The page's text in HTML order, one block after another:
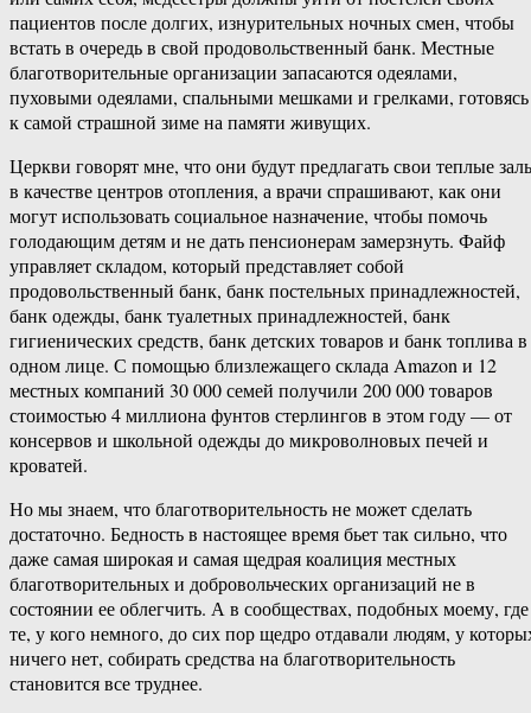
пациентов после долгих, изнурительных ночных смен, чтобы
встать в очередь в свой продовольственный банк. Местные
благотворительные организации запасаются одеялами,
пуховыми одеялами, спальными мешками и грелками, готовясь
к самой страшной зиме на памяти живущих.
Церкви говорят мне, что они будут предлагать свои теплые
в качестве центров отопления, а врачи спрашивают, как они
могут использовать социальное назначение, чтобы помочь
голодающим детям и не дать пенсионерам замерзнуть. Файф
управляет складом, который представляет собой
продовольственный банк, банк постельных принадлежностей,
банк одежды, банк туалетных принадлежностей, банк
гигиенических средств, банк детских товаров и банк топлива в
одном лице. С помощью близлежащего склада Amazon и 12
местных компаний 30 000 семей получили 200 000 товаров
стоимостью 4 миллиона фунтов стерлингов в этом году — от
консервов и школьной одежды до микроволновых печей и
кроватей.
Но мы знаем, что благотворительность не может сделать
достаточно. Бедность в настоящее время бьет так сильно, что
даже самая широкая и самая щедрая коалиция местных
благотворительных и добровольческих организаций не в
состоянии ее облегчить. А в сообществах, подобных моему, где
те, у кого немного, до сих пор щедро отдавали людям, у
ничего нет, собирать средства на благотворительность
становится все труднее.